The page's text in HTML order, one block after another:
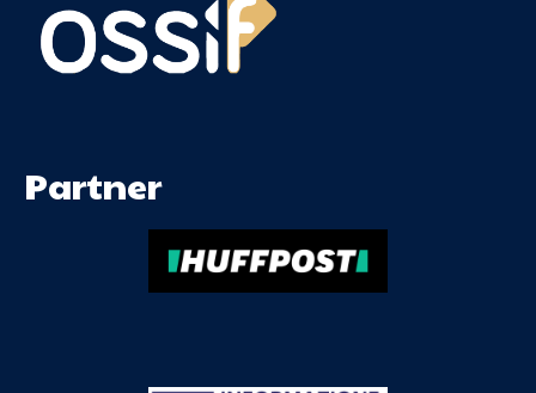
Partner